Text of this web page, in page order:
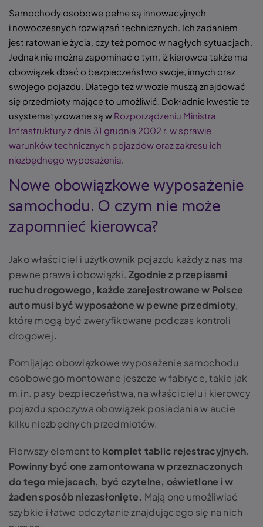
Samochody osobowe pełne są innowacyjnych
i nowoczesnych rozwiązań technicznych. Ich zadaniem
jest ratowanie życia, czy też pomoc w nagłych sytuacjach.
Jednak nie można zapominać o tym, iż kierowca także ma
obowiązek dbać o bezpieczeństwo swoje, innych oraz
swojego pojazdu. Dlatego też w wozie muszą znajdować
się przedmioty mające to umożliwić. Dokładnie kwestie te
usystematyzowane są w Rozporządzeniu Ministra
Infrastruktury z dnia 31 grudnia 2002 r. w sprawie
warunków technicznych pojazdów oraz zakresu ich
niezbędnego wyposażenia.
Nowe obowiązkowe wyposażenie
samochodu. O czym nie może
zapomnieć kierowca?
Jako właściciel i użytkownik pojazdu każdy z nas ma
pewne prawa i obowiązki.Zgodnie z przepisami
ruchu drogowego, każde zarejestrowane w Polsce
auto musi być wyposażone w pewne przedmioty,
które mogą być zweryfikowane podczas kontroli
drogowej.
Pomijając obowiązkowe wyposażenie samochodu
osobowego montowane jeszcze w fabryce, takie jak
m.in. pasy bezpieczeństwa, na właścicielu i kierowcy
pojazdu spoczywa obowiązek posiadania w aucie
kilku niezbędnych przedmiotów.
Pierwszy element to komplet tablic rejestracyjnych.
Powinny być one zamontowana w przeznaczonych
do tego miejscach, być czytelne, oświetlone i w
żaden sposób niezasłonięte. Mają one umożliwiać
szybkie i łatwe odczytanie znajdującego się na nich